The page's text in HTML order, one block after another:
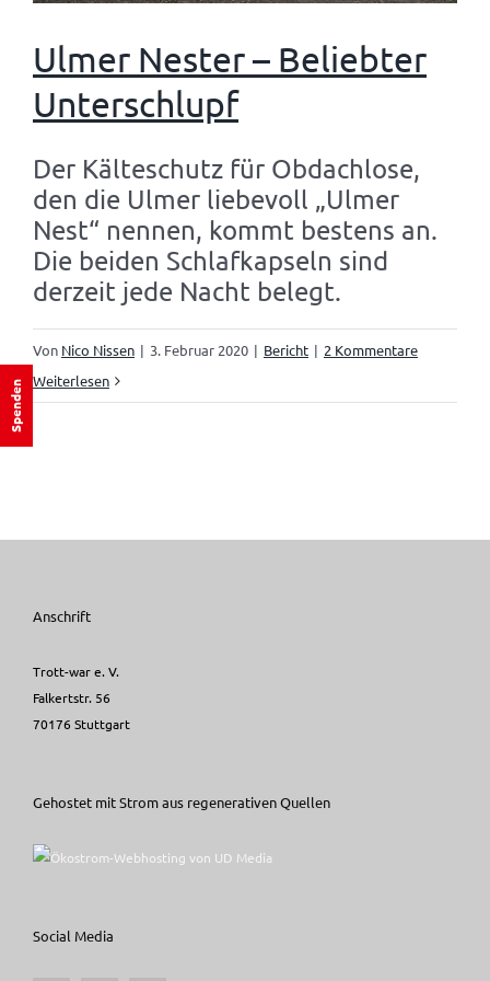
Ulmer Nester – Beliebter
Unterschlupf
Der Kälteschutz für Obdachlose,
den die Ulmer liebevoll „Ulmer
Nest“ nennen, kommt bestens an.
Die beiden Schlafkapseln sind
derzeit jede Nacht belegt.
Von Nico Nissen | 3. Februar 2020 | Bericht | 2 Kommentare
Weiterlesen
Anschrift
Trott-war e. V.
Falkertstr. 56
70176 Stuttgart
Spenden
Gehostet mit Strom aus regenerativen Quellen
Social Media